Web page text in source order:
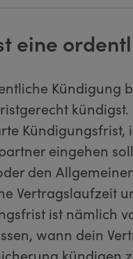
eine
Kündigung
Kündigungsfrist,
eingehen
den
Vertragslaufzeit
ist nämlich
wann dein
kündigen